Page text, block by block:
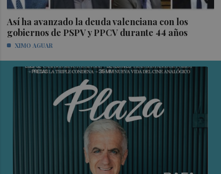
Así ha avanzado la deuda valenciana con los
gobiernos de PSPV y PPCV durante 44 años
XIMO AGUAR